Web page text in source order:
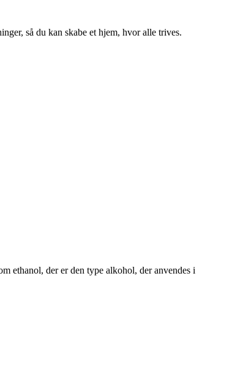
så du kan skabe et hjem, hvor alle trives.
ethanol, der er den type alkohol, der anvendes i